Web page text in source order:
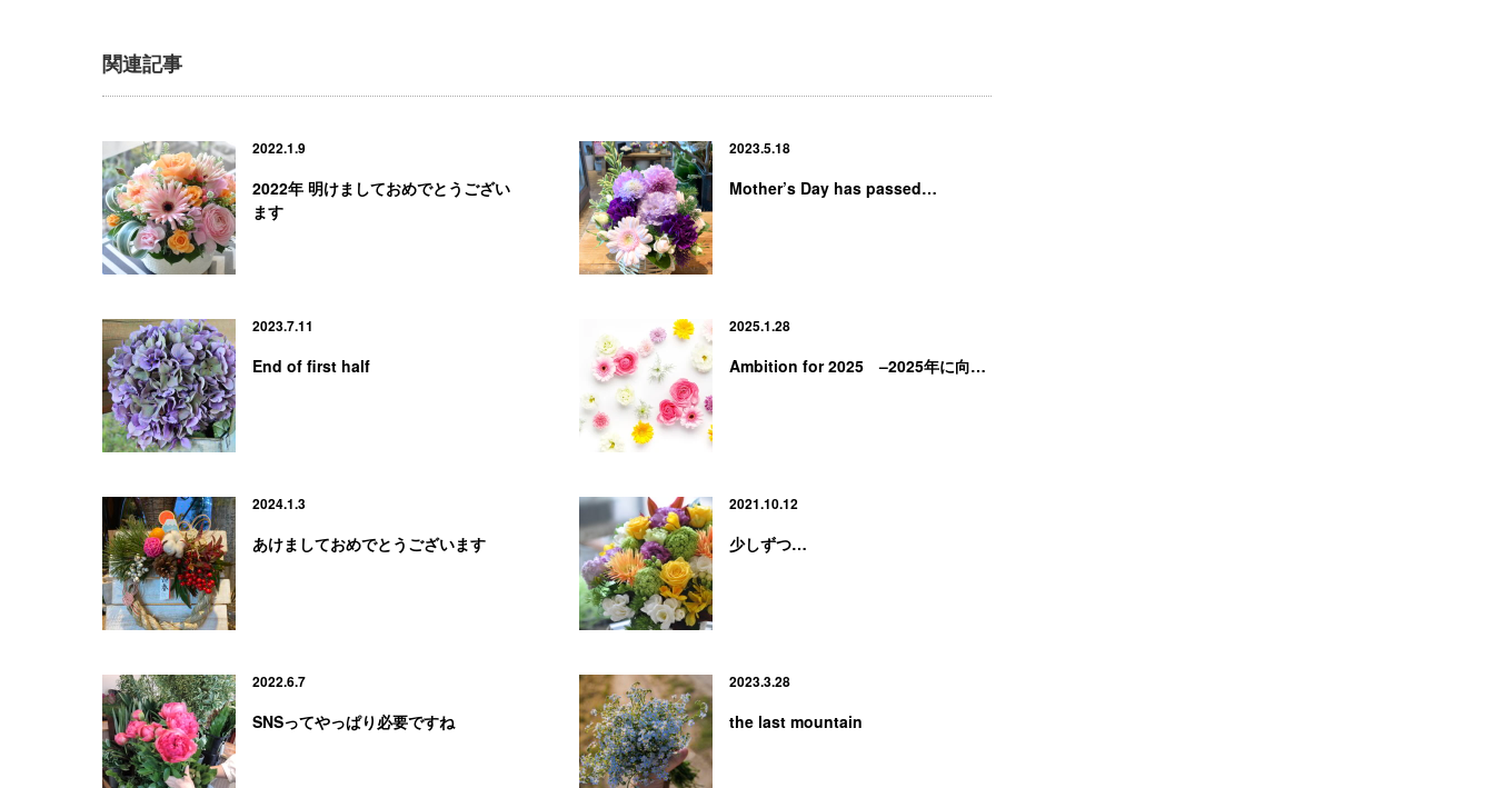
関連記事
2022.1.9
2022年 明けましておめでとうござい
ます
2023.5.18
Mother’s Day has passed…
2023.7.11
End of first half
2025.1.28
Ambition for 2025 –2025年に向…
2024.1.3
あけましておめでとうございます
2021.10.12
少しずつ…
2022.6.7
SNSってやっぱり必要ですね
2023.3.28
the last mountain